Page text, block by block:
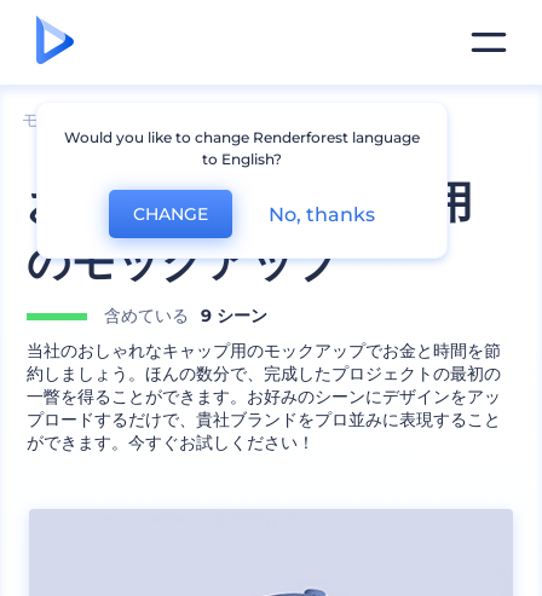
モックアップ
おしゃれなキャップ用
のモックアップ
含めている
9 シーン
当社のおしゃれなキャップ用のモックアップでお金と時間を節
約しましょう。ほんの数分で、完成したプロジェクトの最初の
一瞥を得ることができます。お好みのシーンにデザインをアッ
プロードするだけで、貴社ブランドをプロ並みに表現すること
ができます。今すぐお試しください！
Would you like to change Renderforest language
to English?
CHANGE No, thanks